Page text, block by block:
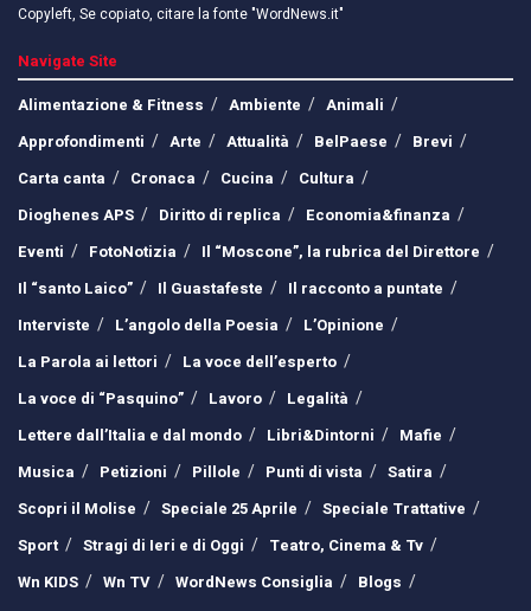
Copyleft, Se copiato, citare la fonte "WordNews.it"
Navigate Site
Alimentazione & Fitness
Ambiente
Animali
Approfondimenti
Arte Attualità BelPaese
Brevi
Carta canta
Cronaca Cucina
Cultura
Dioghenes APS
Diritto di replica
Economia&finanza
Eventi
FotoNotizia
Il “Moscone”, la rubrica del Direttore
Il “santo Laico”
Il Guastafeste
Il racconto a puntate
Interviste
L’angolo della Poesia
L’Opinione
La Parola ai lettori
La voce dell’esperto
La voce di “Pasquino”
Lavoro
Legalità
Lettere dall’Italia e dal mondo
Libri&Dintorni
Mafie
Musica
Petizioni Pillole Punti di vista
Satira
Scopri il Molise
Speciale 25 Aprile
Speciale Trattative
Sport
Stragi di Ieri e di Oggi
Teatro, Cinema & Tv
Wn KIDS
Wn TV WordNews Consiglia
Blogs